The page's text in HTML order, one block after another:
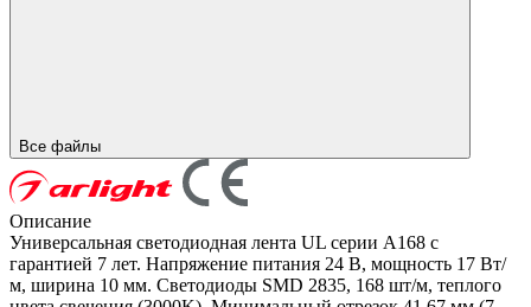
Все файлы
Описание
Универсальная светодиодная лента UL серии A168 с
гарантией 7 лет. Напряжение питания 24 В, мощность 17 Вт/
м, ширина 10 мм. Светодиоды SMD 2835, 168 шт/м, теплого